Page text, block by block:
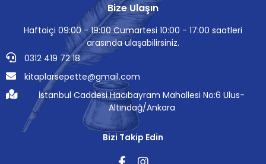
Bize Ulaşın
Haftaiçi 09:00 - 19:00 Cumartesi 10:00 - 17:00 saatleri
arasında ulaşabilirsiniz.
0312 419 72 18
kitaplarsepette@gmail.com
İstanbul Caddesi Hacıbayram Mahallesi No:6 Ulus-
Altındağ/Ankara
Bizi Takip Edin